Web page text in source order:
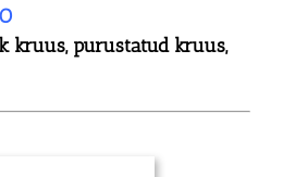
kruus, purustatud kruus,